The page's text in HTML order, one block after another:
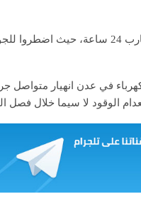
واتسعت معاناة السكان لما يقارب 24
في عدن انهيار متواصل
الوقود لا سيما خلال فصل